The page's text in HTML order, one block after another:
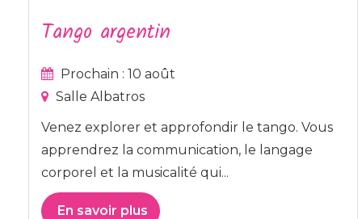
Tango argentin
Prochain : 10 août
Salle Albatros
Venez explorer et approfondir le tango. Vous
apprendrez la communication, le langage
corporel et la musicalité qui...
En savoir plus